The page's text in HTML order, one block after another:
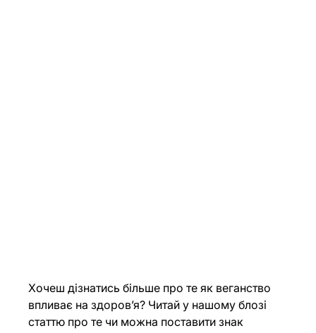
Хочеш дізнатись більше про те як веганство
впливає на здоров’я? Читай у нашому блозі
статтю про те чи можна поставити знак